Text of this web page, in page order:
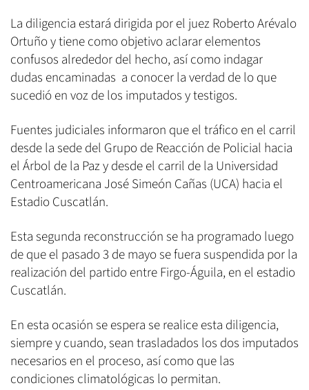
La diligencia estará dirigida por el juez Roberto Arévalo
Ortuño y tiene como objetivo aclarar elementos
confusos alrededor del hecho, así como indagar
dudas encaminadas a conocer la verdad de lo que
sucedió en voz de los imputados y testigos.
Fuentes judiciales informaron que el tráfico en el carril
desde la sede del Grupo de Reacción de Policial hacia
el Árbol de la Paz y desde el carril de la Universidad
Centroamericana José Simeón Cañas (UCA) hacia el
Estadio Cuscatlán.
Esta segunda reconstrucción se ha programado luego
de que el pasado 3 de mayo se fuera suspendida por la
realización del partido entre Firgo-Águila, en el estadio
Cuscatlán.
En esta ocasión se espera se realice esta diligencia,
siempre y cuando, sean trasladados los dos imputados
necesarios en el proceso, así como que las
condiciones climatológicas lo permitan.